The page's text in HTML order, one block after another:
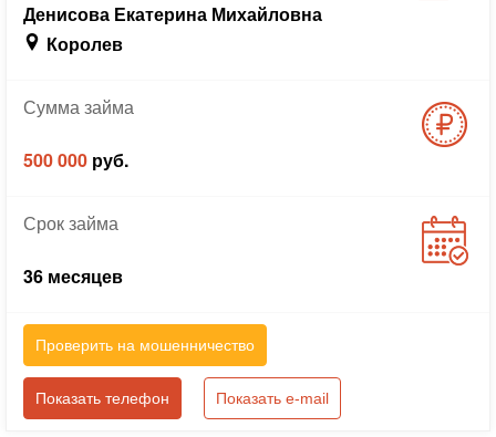
Денисова Екатерина Михайловна
Королев
Суммазайма
500 000 руб.
Срокзайма
36 месяцев
Проверить на мошенничество
Показать телефон Показать e-mail